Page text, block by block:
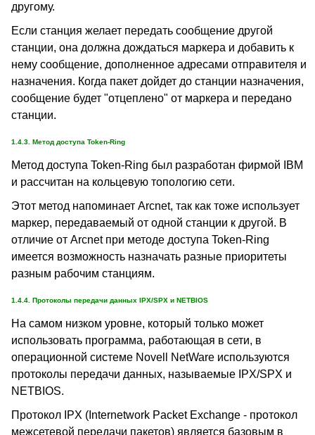
другому.
Если станция желает передать сообщение другой
станции, она должна дождаться маркера и добавить к
нему сообщение, дополненное адресами отправителя и
назначения. Когда пакет дойдет до станции назначения,
сообщение будет "отцеплено" от маркера и передано
станции.
1.4.3. Метод доступа Token-Ring
Метод доступа Token-Ring был разработан фирмой IBM
и рассчитан на кольцевую топологию сети.
Этот метод напоминает Arcnet, так как тоже использует
маркер, передаваемый от одной станции к другой. В
отличие от Arcnet при методе доступа Token-Ring
имеется возможность назначать разные приоритеты
разным рабочим станциям.
1.4.4. Протоколы передачи данных IPX/SPX и NETBIOS
На самом низком уровне, который только может
использовать программа, работающая в сети, в
операционной системе Novell NetWare используются
протоколы передачи данных, называемые IPX/SPX и
NETBIOS.
Протокол IPX (Internetwork Packet Exchange - протокол
межсетевой передачи пакетов) является базовым в